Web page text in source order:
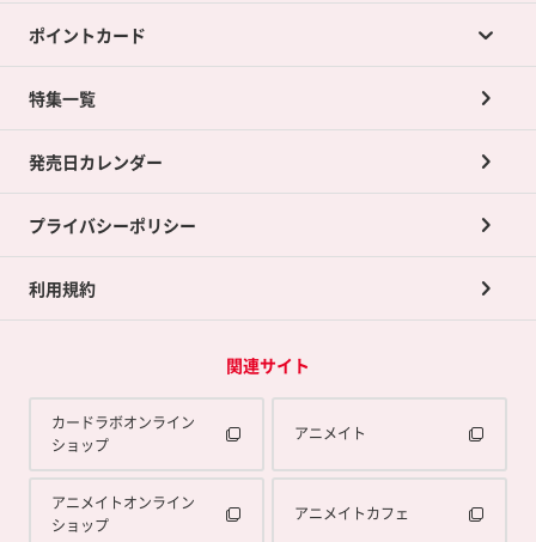
店舗買取について
ネット買取について
買取承諾書について
ポイントカード
ポイントカードTOP
ポイント交換景品
特集一覧
発売日カレンダー
プライバシーポリシー
利用規約
関連サイト
カードラボオンライン
ショップ
アニメイト
アニメイトオンライン
ショップ
アニメイトカフェ